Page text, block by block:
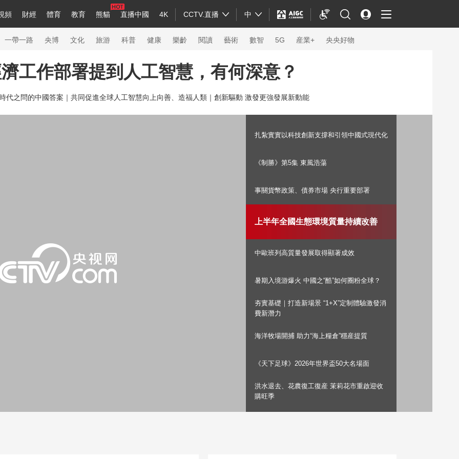
頻 財經 體育 教育 熊貓 直播中國 4K CCTV.直播 中
中國領導人 央視快評 習式妙語 熱解讀 天天學習
節目單 聽音 微視頻 主持人 下載央視影音
English Монгол
一帶一路 央博 文化 旅游 科普 健康 樂齡 閱讀 藝術 數智 5G 産業+ 央央好物
紀錄片網 國家大劇院 大型活動
科技 法治 文娛 人物 公益 圖片
非遺
雲起 超級工廠 智敬中國
工作部署提到人工智慧，有何深意？
代之問的中國答案｜ 共同促進全球人工智慧向上向善、造福人類｜ 創新驅動 激發更強發展新動能
扎紮實實以科技創新支撐和引領中國式現代化
《制勝》第5集 東風浩蕩
事關貨幣政策、債券市場 央行重要部署
上半年全國生態環境質量持續改善
中歐班列高質量發展取得顯著成效
暑期入境游爆火 中國之“酷”如何圈粉全球？
夯實基礎｜打造新場景 “1+X”定制體驗激發消
費新潛力
海洋牧場開捕 助力“海上糧倉”穩産提質
《天下足球》2026年世界盃50大名場面
洪水退去、花農復工復産 茉莉花市重啟迎收
購旺季